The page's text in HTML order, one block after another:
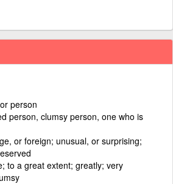
person
person, clumsy person, one who is
or foreign; unusual, or surprising;
to a great extent; greatly; very